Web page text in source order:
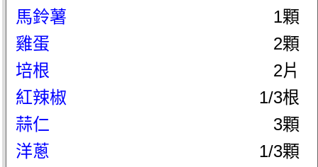
馬鈴薯
1顆
雞蛋
2顆
培根
2片
紅辣椒
1/3根
蒜仁
3顆
洋蔥
1/3顆